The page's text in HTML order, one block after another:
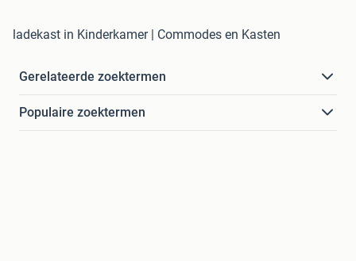
ladekast in Kinderkamer | Commodes en Kasten
Gerelateerde zoektermen
Populaire zoektermen